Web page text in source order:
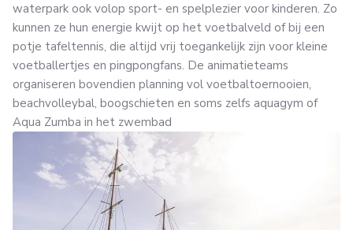
waterpark ook volop sport- en spelplezier voor kinderen. Zo
kunnen ze hun energie kwijt op het voetbalveld of bij een
potje tafeltennis, die altijd vrij toegankelijk zijn voor kleine
voetballertjes en pingpongfans. De animatieteams
organiseren bovendien planning vol voetbaltoernooien,
beachvolleybal, boogschieten en soms zelfs aquagym of
Aqua Zumba in het zwembad